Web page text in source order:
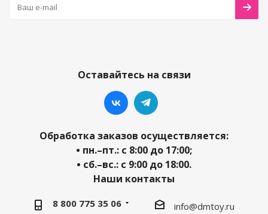
Оставайтесь на связи
Обработка заказов осуществляется:
• пн.–пт.: с 8:00 до 17:00;
• сб.–вс.: с 9:00 до 18:00.
Наши контакты
8 800 775 35 06 info@dmtoy.ru